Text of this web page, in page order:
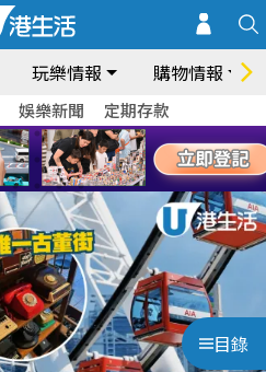
玩樂情報 購物情報
娛樂新聞 定期存款
目錄